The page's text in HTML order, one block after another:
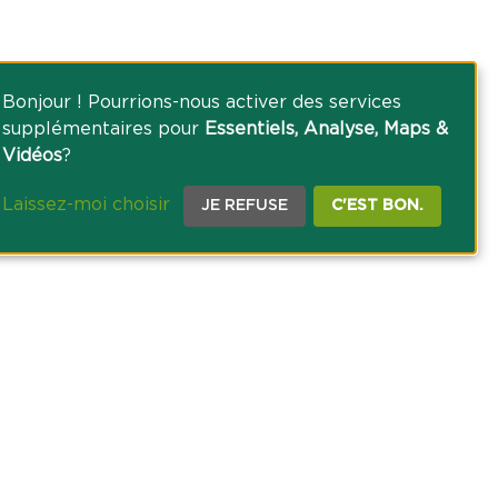
Bonjour ! Pourrions-nous activer des services
supplémentaires pour Essentiels, Analyse, Maps &
Vidéos?
Laissez-moi choisir JE REFUSE C'EST BON.